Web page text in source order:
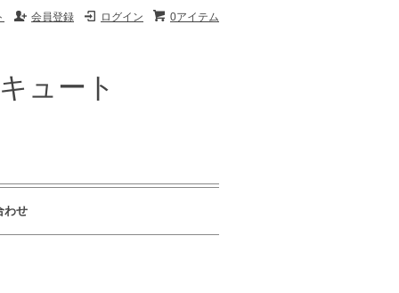
0アイテム
ログイン
会員登録
ュート
わせ